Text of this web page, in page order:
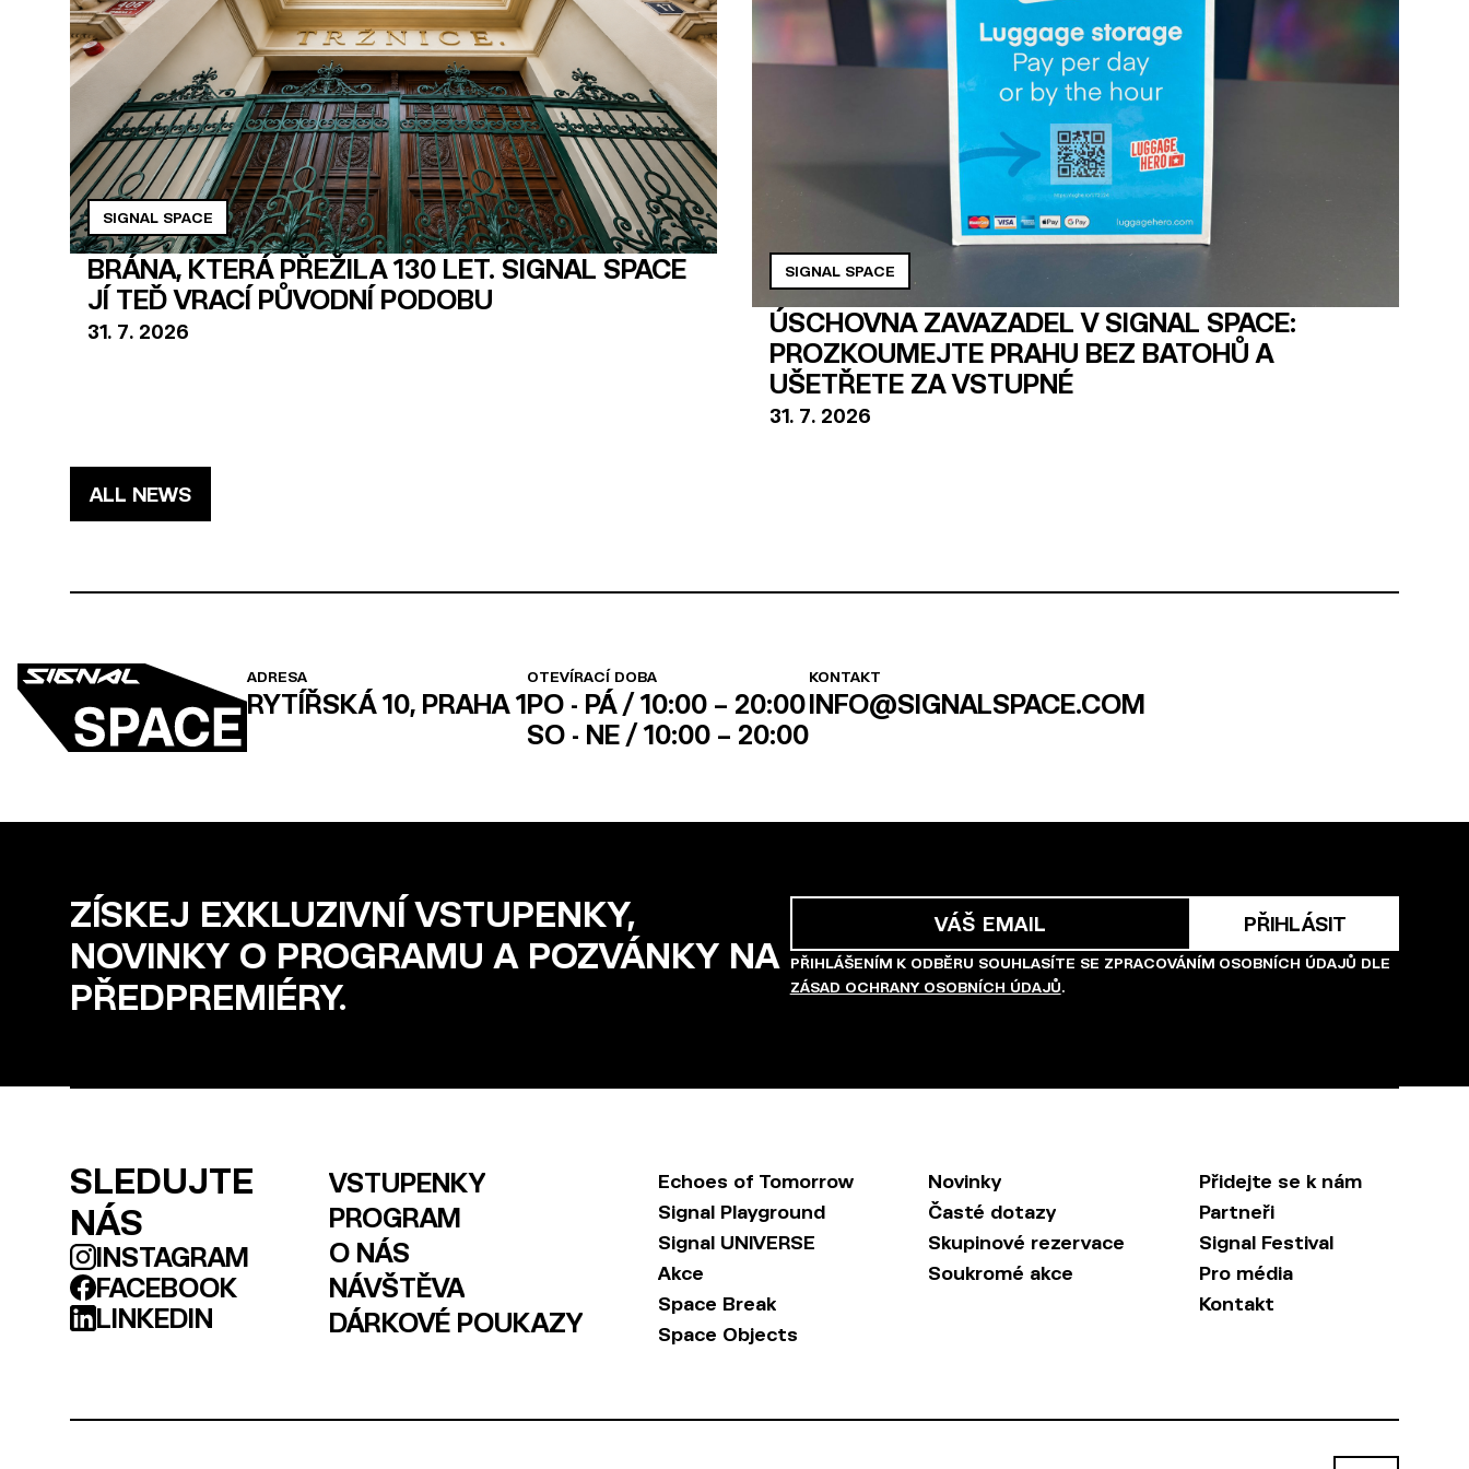
SIGNAL SPACE
BRÁNA, KTERÁ PŘEŽILA 130 LET. SIGNAL SPACE
JÍ TEĎ VRACÍ PŮVODNÍ PODOBU
31. 7. 2026
SIGNAL SPACE
ÚSCHOVNA ZAVAZADEL V SIGNAL SPACE:
PROZKOUMEJTE PRAHU BEZ BATOHŮ A
UŠETŘETE ZA VSTUPNÉ
31. 7. 2026
ALL NEWS
ADRESA
RYTÍŘSKÁ 10, PRAHA 1
OTEVÍRACÍ DOBA
PO - PÁ / 10:00 – 20:00
SO - NE / 10:00 – 20:00
KONTAKT
INFO@SIGNALSPACE.COM
ZÍSKEJ EXKLUZIVNÍ VSTUPENKY,
NOVINKY O PROGRAMU A POZVÁNKY NA
PŘEDPREMIÉRY.
PŘIHLÁŠENÍM K ODBĚRU SOUHLASÍTE SE ZPRACOVÁNÍM OSOBNÍCH ÚDAJŮ DLE
ZÁSAD OCHRANY OSOBNÍCH ÚDAJŮ
SLEDUJTE
NÁS
INSTAGRAM
FACEBOOK
LINKEDIN
VSTUPENKY
PROGRAM
O NÁS
NÁVŠTĚVA
DÁRKOVÉ POUKAZY
Echoes of Tomorrow
Signal Playground
Signal UNIVERSE
Akce
Space Break
Space Objects
Novinky
Časté dotazy
Skupinové rezervace
Soukromé akce
Přidejte se k nám
Partneři
Signal Festival
Pro média
Kontakt